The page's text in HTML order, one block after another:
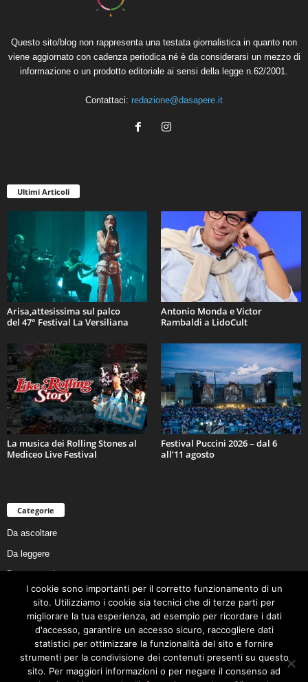
Questo sito/blog non rappresenta una testata giornalistica in quanto non
viene aggiornato con cadenza periodica né è da considerarsi un mezzo di
informazione o un prodotto editoriale ai sensi della legge n.62/2001.
Contattaci: redazione@dasapere.it
Ultimi Articoli
Arisa,attesissima sul palco
del 47° Festival La Versiliana
Antonio Monda e Victor
Rambaldi a LidoCult
La musica dei Rolling Stones al
Mediceo Live Festival
Festival Puccini 2026 – dal 6
all’11 agosto
Categorie
Da ascoltare
Da leggere
Da non perdere
Da conoscere
Da preservare
Da vivere
Cookie Policy
I cookie sono importanti per il corretto funzionamento di un
sito. Utilizziamo i cookie sia tecnici che di terze parti per
migliorare la tua esperienza, ad esempio per ricordare i dati
d'accesso, garantire un accesso sicuro, raccogliere dati
statistici per ottimizzare la funzionalità del sito e fornire
strumenti per la condivisione dei contenuti presenti su questo
sito. Per maggiori informazioni o per negare il consenso ad